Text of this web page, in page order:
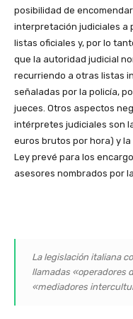
posibilidad de
interpretación judiciales a
listas oficiales y, por lo
que la autoridad judicial
recurriendo a otras listas
señaladas por la policía,
jueces. Otros aspectos
intérpretes judiciales son
euros brutos por hora) y
Ley prevé para los
asesores nombrados por
La legislación italiana
llamadas «operadores
«mediadores